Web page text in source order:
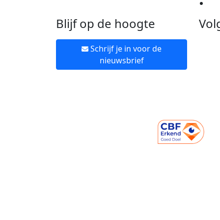
Blijf op de hoogte
Schrijf je in voor de
nieuwsbrief